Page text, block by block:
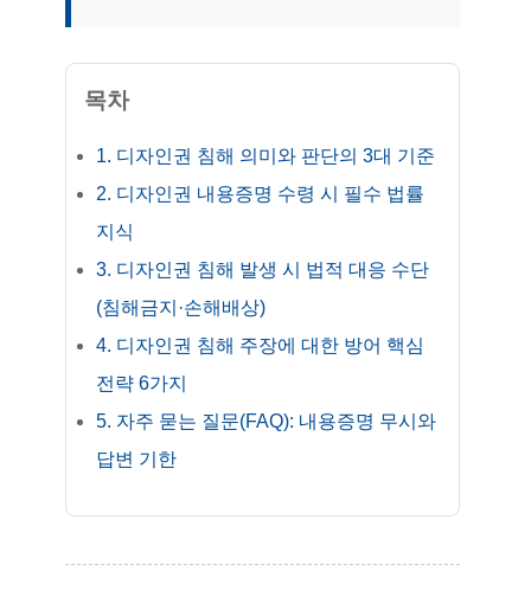
목차
1. 디자인권 침해 의미와 판단의 3대 기준
2. 디자인권 내용증명 수령 시 필수 법률
지식
3. 디자인권 침해 발생 시 법적 대응 수단
(침해금지·손해배상)
4. 디자인권 침해 주장에 대한 방어 핵심
전략 6가지
5. 자주 묻는 질문(FAQ): 내용증명 무시와
답변 기한